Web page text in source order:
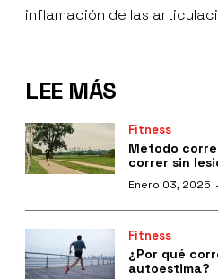
inflamación de las
LEE MÁS
Fitness
Método
correr sin
Enero 03, 2025 ·
Fitness
¿Por qué
autoestima?